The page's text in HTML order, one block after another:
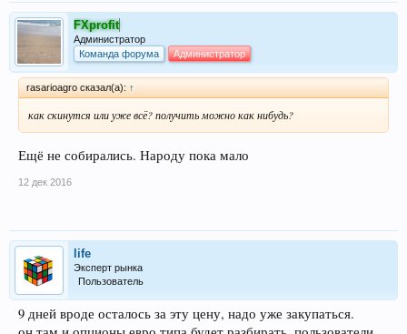
FXprofit
Администратор
Команда форума
Администратор
rasarioagro сказал(а): ↑
как скинутся или уже всё? получить можно как нибудь?
Ещё не собирались. Народу пока мало
12 дек 2016
life
Эксперт рынка
Пользователь
9 дней вроде осталось за эту цену, надо уже закупаться.